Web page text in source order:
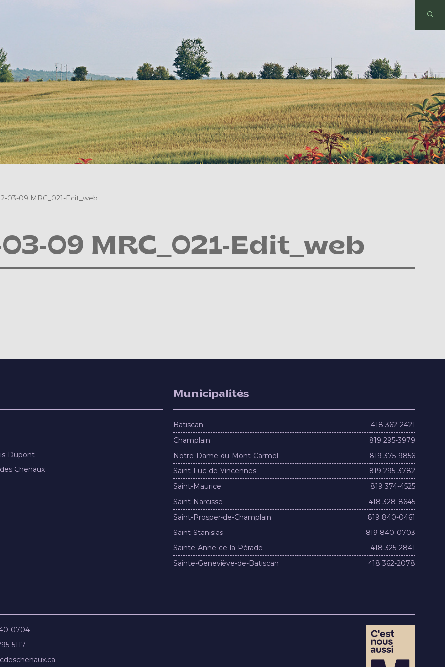
03-09 MRC_021-Edit_web
09 MRC_021-Edit_web
Dupont
Chenaux
Municipalités
Batiscan
418 362-2421
Champlain
819 295-3979
Notre-Dame-du-Mont-Carmel
819 375-9856
Saint-Luc-de-Vincennes
819 295-3782
Saint-Maurice
819 374-4525
Saint-Narcisse
418 328-8645
Saint-Prosper-de-Champlain
819 840-0461
Saint-Stanislas
819 840-0703
Sainte-Anne-de-la-Pérade
418 325-2841
Sainte-Geneviève-de-Batiscan
418 362-2078
0704
5117